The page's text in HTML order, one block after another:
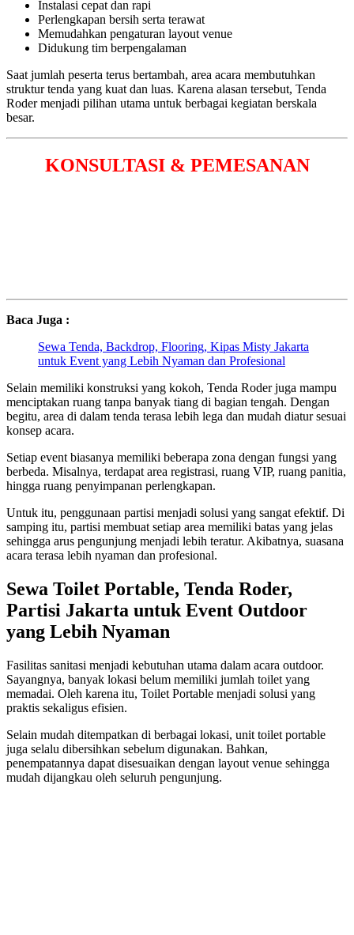
Instalasi cepat dan rapi
Perlengkapan bersih serta terawat
Memudahkan pengaturan layout venue
Didukung tim berpengalaman
Saat jumlah peserta terus bertambah, area acara membutuhkan
struktur tenda yang kuat dan luas. Karena alasan tersebut, Tenda
Roder menjadi pilihan utama untuk berbagai kegiatan berskala
besar.
KONSULTASI & PEMESANAN
Baca Juga :
Sewa Tenda, Backdrop, Flooring, Kipas Misty Jakarta
untuk Event yang Lebih Nyaman dan Profesional
Selain memiliki konstruksi yang kokoh, Tenda Roder juga mampu
menciptakan ruang tanpa banyak tiang di bagian tengah. Dengan
begitu, area di dalam tenda terasa lebih lega dan mudah diatur sesuai
konsep acara.
Setiap event biasanya memiliki beberapa zona dengan fungsi yang
berbeda. Misalnya, terdapat area registrasi, ruang VIP, ruang panitia,
hingga ruang penyimpanan perlengkapan.
Untuk itu, penggunaan partisi menjadi solusi yang sangat efektif. Di
samping itu, partisi membuat setiap area memiliki batas yang jelas
sehingga arus pengunjung menjadi lebih teratur. Akibatnya, suasana
acara terasa lebih nyaman dan profesional.
Sewa Toilet Portable, Tenda Roder,
Partisi Jakarta untuk Event Outdoor
yang Lebih Nyaman
Fasilitas sanitasi menjadi kebutuhan utama dalam acara outdoor.
Sayangnya, banyak lokasi belum memiliki jumlah toilet yang
memadai. Oleh karena itu, Toilet Portable menjadi solusi yang
praktis sekaligus efisien.
Selain mudah ditempatkan di berbagai lokasi, unit toilet portable
juga selalu dibersihkan sebelum digunakan. Bahkan,
penempatannya dapat disesuaikan dengan layout venue sehingga
mudah dijangkau oleh seluruh pengunjung.